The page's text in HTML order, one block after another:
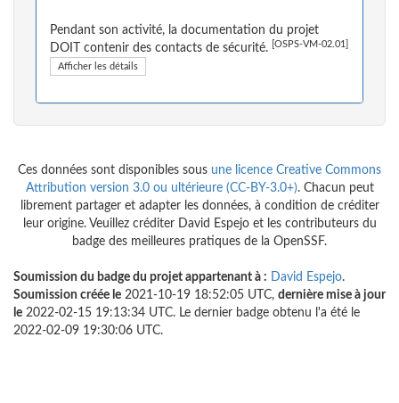
Pendant son activité, la documentation du projet
DOIT contenir des contacts de sécurité.
[OSPS-VM-02.01]
Afficher les détails
Ces données sont disponibles sous une licence Creative Commons
Attribution version 3.0 ou ultérieure (CC-BY-3.0+). Chacun peut
librement partager et adapter les données, à condition de créditer
leur origine. Veuillez créditer David Espejo et les contributeurs du
badge des meilleures pratiques de la OpenSSF.
Soumission du badge du projet appartenant à : David Espejo.
Soumission créée le 2021-10-19 18:52:05 UTC, dernière mise à jour
le 2022-02-15 19:13:34 UTC. Le dernier badge obtenu l'a été le
2022-02-09 19:30:06 UTC.